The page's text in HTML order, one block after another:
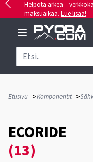
Helpota arkea –
maksuaikaa. Lue lisää!
Etusivu >Komponentit >
ECORIDE
(13)